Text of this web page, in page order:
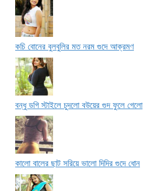
কচি বোনের বুলবুলির মত নরম গুদে আক্রমণ
বন্ধু ডগি স্টাইলে চুদলো বউয়ের গুদ ফুলে গেলো
কালো বালের ছাট সরিয়ে ভালো দিদির গুদে ধোন